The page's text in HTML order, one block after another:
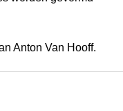
Anton Van Hooff.